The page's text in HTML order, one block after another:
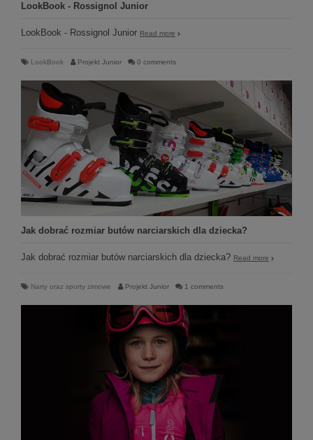
LookBook - Rossignol Junior
LookBook - Rossignol Junior Read more
LookBook Projekt Junior 0 comments
Jak dobrać rozmiar butów narciarskich dla dziecka?
Jak dobrać rozmiar butów narciarskich dla dziecka? Read more
Narty oraz sporty zimowe Projekt Junior 1 comments